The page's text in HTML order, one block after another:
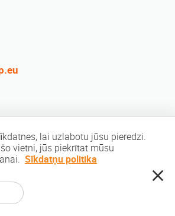
MobileShop.eu. Visas tiesības aizsargātas. Visi
lai uzlabotu jūsu pieredzi.
vietni, jūs piekrītat mūsu
Sīkdatņu politika